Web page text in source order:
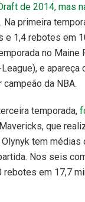
de 2014, mas
primeira
e 1,4 rebotes em
no Maine
e apareça
da NBA.
temporada,
que
tem médias
Nos seis
em 17,7